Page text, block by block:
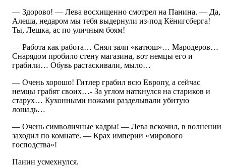
— Здорово! — Лева восхищенно смотрел на Панина. — Да,
Алеша, недаром мы тебя выдернули из-под Кёнигсберга!
Ты, Лешка, ас по уличным боям!
— Работа как работа… Снял залп «катюш»… Мародеров…
Снарядом пробило стену магазина, вот немцы его и
грабили… Обувь растаскивали, мыло…
— Очень хорошо! Гитлер грабил всю Европу, а сейчас
немцы грабят своих…- За углом наткнулся на стариков и
старух… Кухонными ножами разделывали убитую
лошадь…
— Очень символичные кадры! — Лева вскочил, в волнении
заходил по комнате. — Крах империи «мирового
господства»!
Панин усмехнулся.